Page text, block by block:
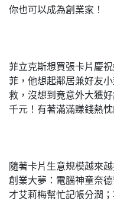
你也可以成為創業家！
菲立克斯想買張卡片慶
菲，他想起鄰居兼好友
救，沒想到竟意外大獲
千元！有著滿滿賺錢熱
隨著卡片生意規模越來
創業大夢：電腦神童奈
才艾莉梅幫忙記帳分潤